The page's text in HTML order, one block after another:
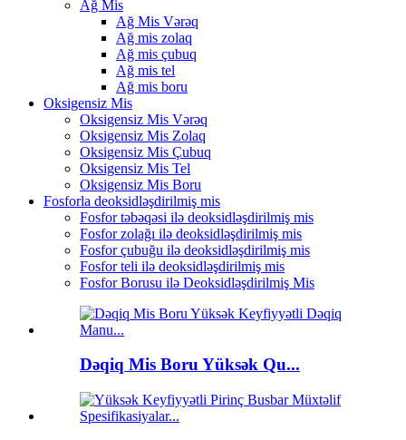
Ağ Mis
Ağ Mis Vərəq
Ağ mis zolaq
Ağ mis çubuq
Ağ mis tel
Ağ mis boru
Oksigensiz Mis
Oksigensiz Mis Vərəq
Oksigensiz Mis Zolaq
Oksigensiz Mis Çubuq
Oksigensiz Mis Tel
Oksigensiz Mis Boru
Fosforla deoksidləşdirilmiş mis
Fosfor təbəqəsi ilə deoksidləşdirilmiş mis
Fosfor zolağı ilə deoksidləşdirilmiş mis
Fosfor çubuğu ilə deoksidləşdirilmiş mis
Fosfor teli ilə deoksidləşdirilmiş mis
Fosfor Borusu ilə Deoksidləşdirilmiş Mis
Dəqiq Mis Boru Yüksək Qu...